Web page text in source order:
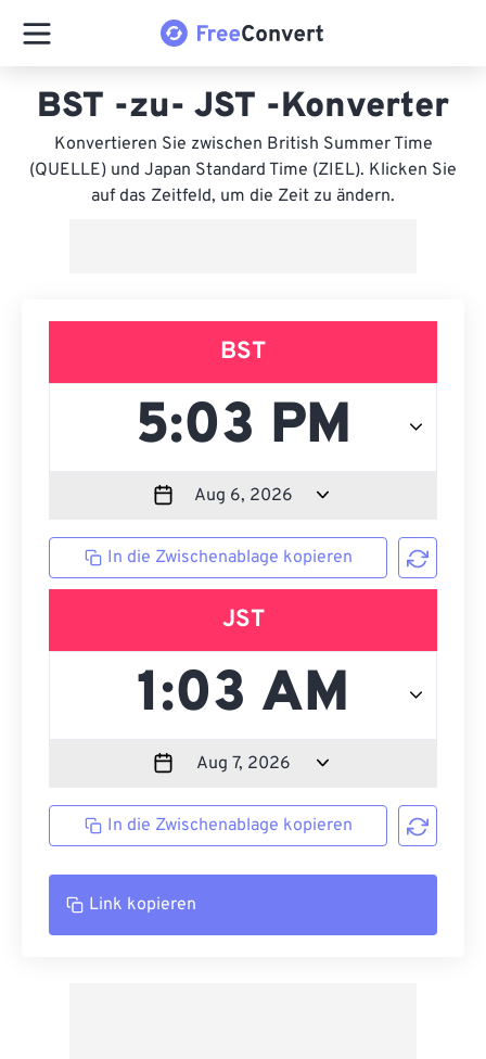
BST -zu- JST -Konverter
Konvertieren Sie zwischen British Summer Time
(QUELLE) und Japan Standard Time (ZIEL). Klicken Sie
auf das Zeitfeld, um die Zeit zu ändern.
BST
In die Zwischenablage kopieren
JST
In die Zwischenablage kopieren
Link kopieren